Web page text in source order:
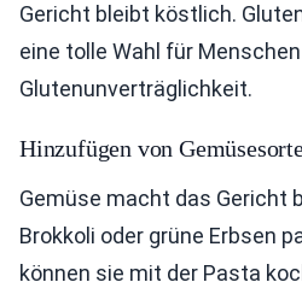
Gericht bleibt köstlich.
eine tolle Wahl für
Glutenunverträglichkeit.
Hinzufügen von
Gemüse macht das Gericht
Brokkoli oder grüne Erbsen
können sie mit der Pasta